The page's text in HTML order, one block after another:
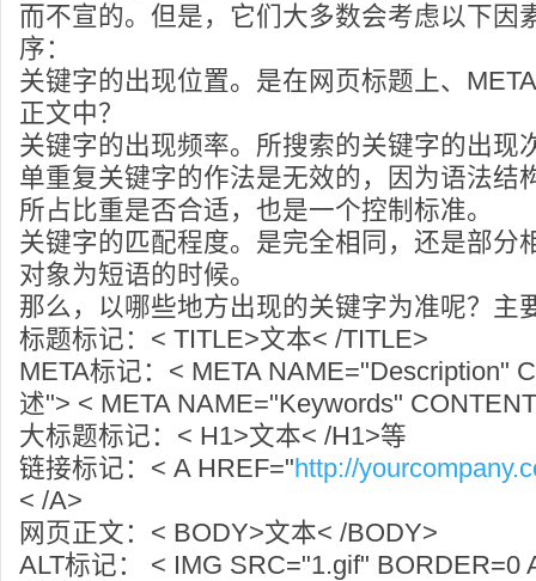
而不宣的。但是，它们大多数会考虑以下因
序：
关键字的出现位置。是在网页标题上、
正文中？
关键字的出现频率。所搜索的关键字的出现
单重复关键字的作法是无效的，因为语法结
所占比重是否合适，也是一个控制标准。
关键字的匹配程度。是完全相同，还是部分
对象为短语的时候。
那么，以哪些地方出现的关键字为准呢？主
标题标记：< TITLE>文本< /TITLE>
META标记：< META NAME="Description"
述"> < META NAME="Keywords"
大标题标记：< H1>文本< /H1>等
链接标记：< A HREF="http://
< /A>
网页正文：< BODY>文本< /BODY>
ALT标记： < IMG SRC="1.gif" BORDER=0